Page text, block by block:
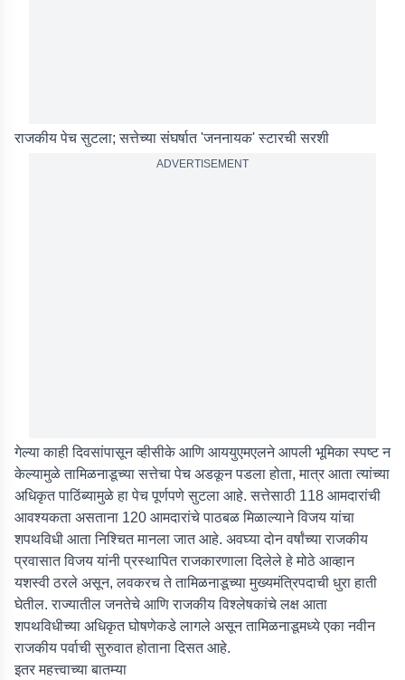
राजकीय पेच सुटला; सत्तेच्या संघर्षात 'जननायक' स्टारची सरशी
ADVERTISEMENT
गेल्या काही दिवसांपासून व्हीसीके आणि आययुएमएलने आपली भूमिका स्पष्ट न
केल्यामुळे तामिळनाडूच्या सत्तेचा पेच अडकून पडला होता, मात्र आता त्यांच्या
अधिकृत पाठिंब्यामुळे हा पेच पूर्णपणे सुटला आहे. सत्तेसाठी 118 आमदारांची
आवश्यकता असताना 120 आमदारांचे पाठबळ मिळाल्याने विजय यांचा
शपथविधी आता निश्चित मानला जात आहे. अवघ्या दोन वर्षांच्या राजकीय
प्रवासात विजय यांनी प्रस्थापित राजकारणाला दिलेले हे मोठे आव्हान
यशस्वी ठरले असून, लवकरच ते तामिळनाडूच्या मुख्यमंत्रिपदाची धुरा हाती
घेतील. राज्यातील जनतेचे आणि राजकीय विश्लेषकांचे लक्ष आता
शपथविधीच्या अधिकृत घोषणेकडे लागले असून तामिळनाडूमध्ये एका नवीन
राजकीय पर्वाची सुरुवात होताना दिसत आहे.
इतर महत्त्वाच्या बातम्या